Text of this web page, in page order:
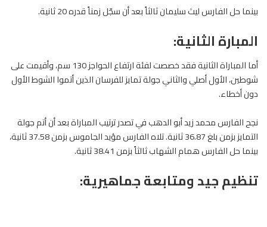
بينما حل الفارس ليث سليمان ثالثاً بعد أن سجّل زمناً قدره 20 ثانية.
المبارة الثانية:
أما المباراة الثانية فقد خصصت لفئة ارتفاع الحواجز 130 سم، وأقيمت على
شوطين، الأول أصلي والثاني جولة تمايز للفرسان الذين أتموا الشوط الأول
دون أخطاء.
نجحالفارسمحمد زيد أبو الدهب في تصدر ترتيب المباراة بعد أن أتم جولة
التمايز بزمن بلغ 36.87 ثانية. تلاه الفارس مؤيد الجاموس بزمن 37.58 ثانية،
بينما حل الفارس همام الشهاب ثالثاً بزمن 38.41 ثانية.
تنظيم جيد ومتابعة جماهيرية: